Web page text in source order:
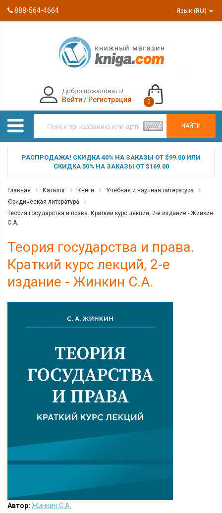
888-564-4664 Язык (RU)
НАЙТИ
Добро пожаловать!
Войти / Регистрация 0
РАСПРОДАЖА! СКИДКА 40% НА ЗАКАЗЫ ОТ $99.00 ИЛИ
СКИДКА 50% НА ЗАКАЗЫ ОТ $169.00
Главная Каталог Книги
Учебная и научная литература
Юридическая литература
Теория государства и права. Краткий курс лекций, 2-е издание - Жинкин
С.А.
Теория государства и права.
Краткий курс лекций, 2-е
издание - Жинкин С.А.
Автор: Жинкин С.А.